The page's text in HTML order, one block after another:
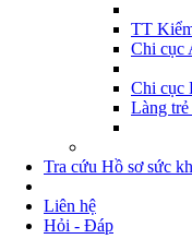
TT
Chi cục
Chi cục
Làng
Tra cứu Hồ sơ sức
Liên hệ
Hỏi - Đáp